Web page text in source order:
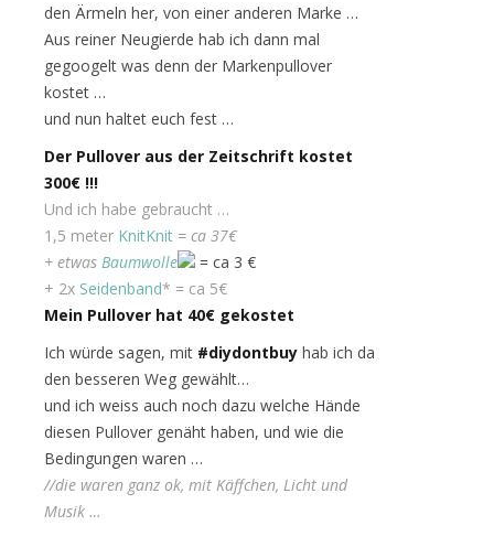
den Ärmeln her, von einer anderen Marke …
Aus reiner Neugierde hab ich dann mal
gegoogelt was denn der Markenpullover
kostet …
und nun haltet euch fest …
Der Pullover aus der Zeitschrift kostet
300€ !!!
Und ich habe gebraucht …
1,5 meter KnitKnit = ca 37€
+ etwas Baumwolle
= ca 3 €
+ 2x Seidenband* = ca 5€
Mein Pullover hat 40€ gekostet
Ich würde sagen, mit #diydontbuy hab ich da
den besseren Weg gewählt…
und ich weiss auch noch dazu welche Hände
diesen Pullover genäht haben, und wie die
Bedingungen waren …
//die waren ganz ok, mit Käffchen, Licht und
Musik …